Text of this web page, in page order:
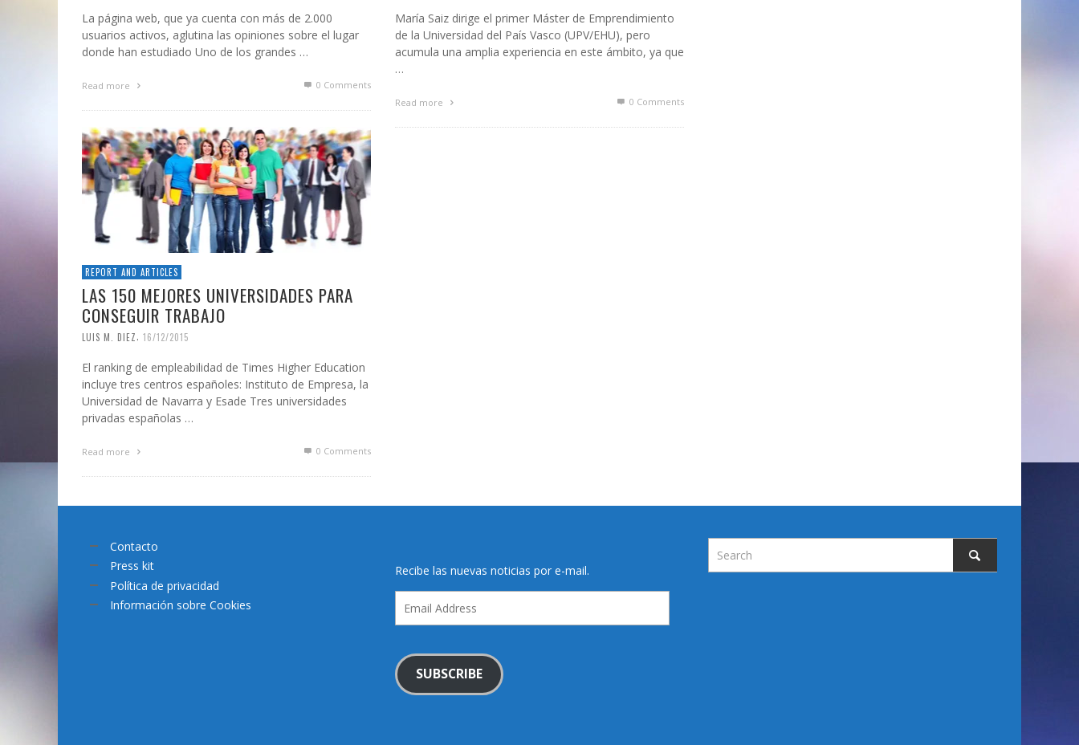
La página web, que ya cuenta con más de 2.000
usuarios activos, aglutina las opiniones sobre el lugar
donde han estudiado Uno de los grandes …
Read more 0 Comments
María Saiz dirige el primer Máster de Emprendimiento
de la Universidad del País Vasco (UPV/EHU), pero
acumula una amplia experiencia en este ámbito, ya que
…
Read more 0 Comments
REPORT AND ARTICLES
LAS 150 MEJORES UNIVERSIDADES PARA
CONSEGUIR TRABAJO
LUIS M. DIEZ 16/12/2015
El ranking de empleabilidad de Times Higher Education
incluye tres centros españoles: Instituto de Empresa, la
Universidad de Navarra y Esade Tres universidades
privadas españolas …
Read more 0 Comments
Contacto
Press kit
Política de privacidad
Información sobre Cookies
Recibe las nuevas noticias por e-mail.
Address
SUBSCRIBE